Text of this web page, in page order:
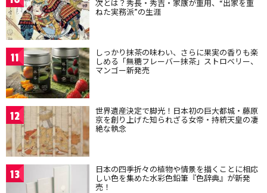
次とは？秀長・秀吉・家康が重用、“出家を重
ねた実務派”の生涯
11 しっかり抹茶の味わい、さらに果実の香りも楽
しめる「無糖フレーバー抹茶」ストロベリー、
マンゴー新発売
12 世界遺産決定で脚光！日本初の巨大都城・藤原
京を創り上げた知られざる女帝・持統天皇の凄
絶な執念
13 日本の四季折々の植物や情景を描くことに相応
しい色を集めた水彩色鉛筆『色辞典』が新発
売！